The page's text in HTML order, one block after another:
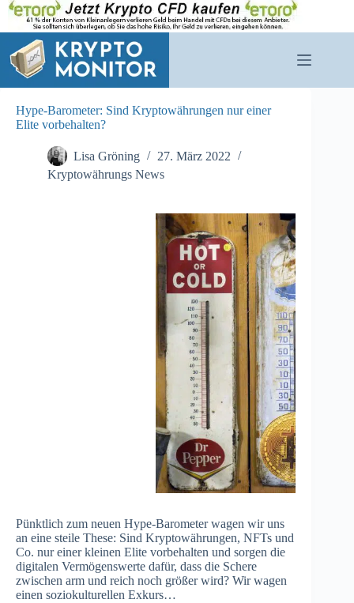
Zum
Inhalt
springen
Hype-Barometer: Sind Kryptowährungen nur einer
Elite vorbehalten?
Lisa Gröning
27. März 2022
Kryptowährungs News
Pünktlich zum neuen Hype-Barometer wagen wir uns
an eine steile These: Sind Kryptowährungen, NFTs und
Co. nur einer kleinen Elite vorbehalten und sorgen die
digitalen Vermögenswerte dafür, dass die Schere
zwischen arm und reich noch größer wird? Wir wagen
einen soziokulturellen Exkurs…